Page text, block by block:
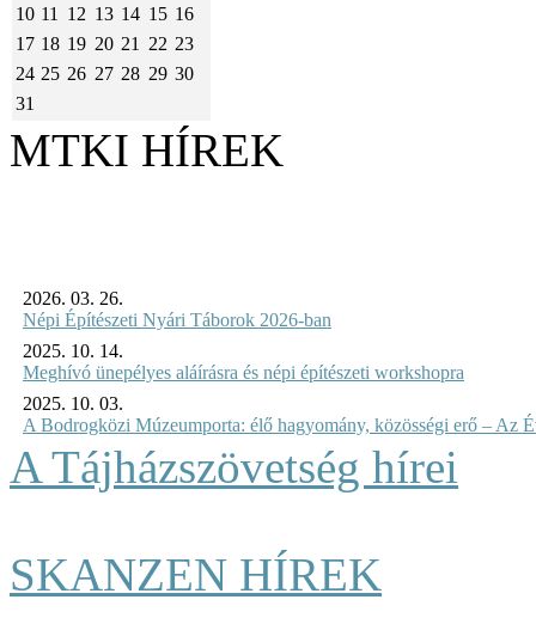
10 11 12 13 14 15 16
17 18 19 20 21 22 23
24 25 26 27 28 29 30
31
MTKI HÍREK
2026. 03. 26.
Népi Építészeti Nyári Táborok 2026-ban
2025. 10. 14.
Meghívó ünepélyes aláírásra és népi építészeti workshopra
2025. 10. 03.
A Bodrogközi Múzeumporta: élő hagyomány, közösségi erő – Az
A Tájházszövetség hírei
SKANZEN HÍREK